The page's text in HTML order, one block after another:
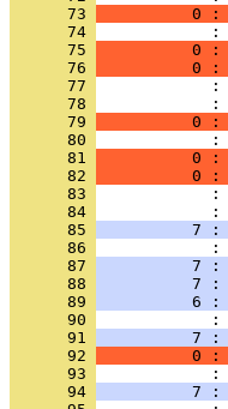
      73
0 :
      74
      75
0 :
      76
0 :
      77
            :
      78
      79
0 :
      80
      81
0 :
      82
0 :
      83
            :
      84
      85
7 :
      86
      87
7 :
      88
7 :
      89
6 :
      90
      91
7 :
      92
0 :
      93
      94
7 :